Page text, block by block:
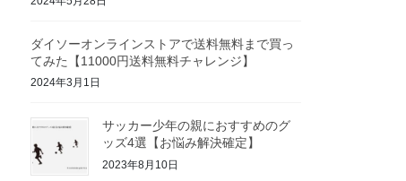
ダイソーオンラインストアで送料無料まで買っ
てみた【11000円送料無料チャレンジ】
2024年3月1日
サッカー少年の親におすすめのグ
ッズ4選【お悩み解決確定】
2023年8月10日